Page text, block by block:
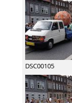
DSC00105